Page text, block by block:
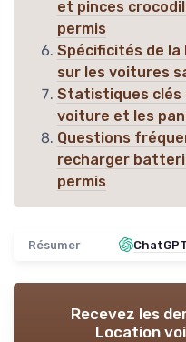
et pinces
permis
Spécificités de
sur les voitures
Statistiques clés
voiture et les
Questions
recharger
permis
Résumer ChatGPT
Recevez les
Location